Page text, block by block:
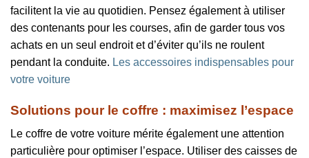
facilitent la vie au quotidien. Pensez également à utiliser
des contenants pour les courses, afin de garder tous vos
achats en un seul endroit et d’éviter qu’ils ne roulent
pendant la conduite. Les accessoires indispensables pour
votre voiture
Solutions pour le coffre : maximisez l’espace
Le coffre de votre voiture mérite également une attention
particulière pour optimiser l’espace. Utiliser des caisses de